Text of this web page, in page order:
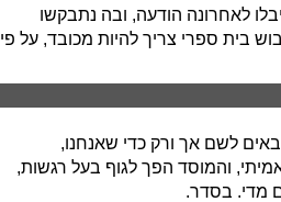
לאחרונה הודעה, ובה נתבקשו
בית ספרי צריך להיות מכובד, על פי
לשם אך ורק כדי שאנחנו,
והמוסד הפך לגוף בעל רגשות,
מדי. בסדר.